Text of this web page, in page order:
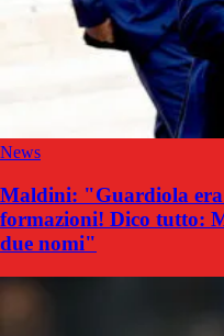
News
Maldini: "Guardiola era
formazioni! Dico tutto:
due nomi"